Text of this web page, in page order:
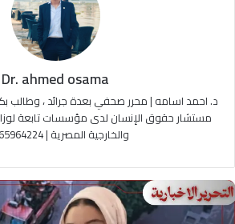
Dr. ahmed osama
د. احمد اسامه | محرر صحفي بعدة جرائد ، وطالب
مستشار حقوق الإنسان لدى مؤسسات تابعة
والخارجية المصرية | 01065964224